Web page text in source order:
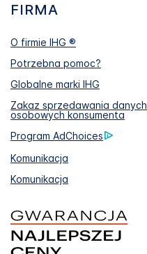
FIRMA
O firmie IHG ®
Potrzebna pomoc?
Globalne marki IHG
Zakaz sprzedawania danych
osobowych konsumenta
Program AdChoices
Komunikacja
Komunikacja